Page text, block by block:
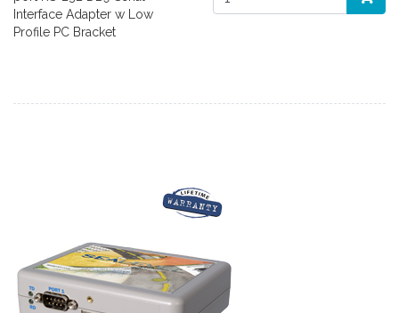
Interface Adapter w Low
Profile PC Bracket